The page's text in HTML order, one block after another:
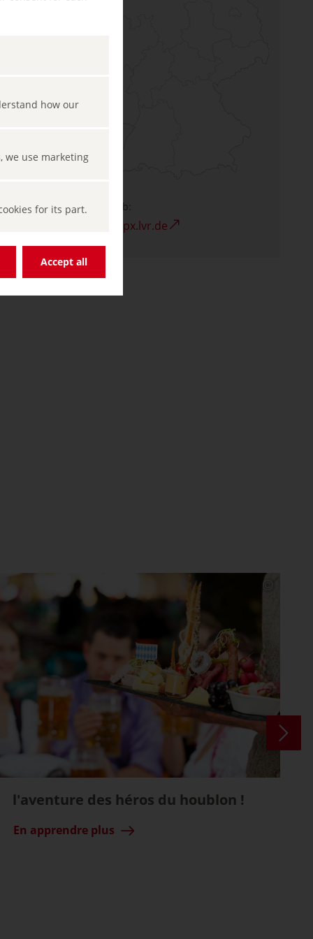
how our
we use marketing
for its part.
Accept all
Site web:
www.apx.lvr.de
l'aventure des héros du houblon !
En apprendre plus